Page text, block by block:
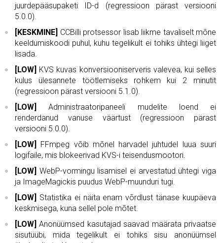
juurdepääsupaketi ID-d (regressioon pärast versiooni
5.0.0).
[KESKMINE] CCBilli protsessor lisab liikme tavaliselt mõne
keeldumiskoodi puhul, kuhu tegelikult ei tohiks ühtegi liiget
lisada.
[LOW] KVS kuvas konversiooniserveris valevea, kui selles
kulus ülesannete töötlemiseks rohkem kui 2 minutit
(regressioon pärast versiooni 5.1.0).
[LOW]
Administraatoripaneeli mudelite loend ei
renderdanud vanuse väärtust (regressioon pärast
versiooni 5.0.0).
[LOW]
FFmpeg võib mõnel harvadel juhtudel luua suuri
logifaile, mis blokeerivad KVS-i teisendusmootori.
[LOW] WebP-vormingu lisamisel ei arvestatud ühtegi viga
ja ImageMagickis puudus WebP-muunduri tugi.
[LOW] Statistika ei näita enam võrdlust tänase kuupäeva
keskmisega, kuna sellel pole mõtet.
[LOW] Anonüümsed kasutajad saavad määrata privaatse
sisutüübi, mida tegelikult ei tohiks sisu anonüümsel